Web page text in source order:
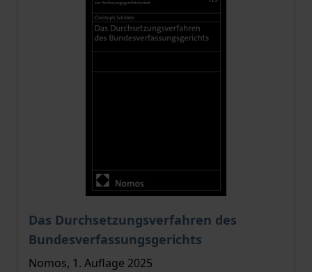
Das Durchsetzungsverfahren des
Bundesverfassungsgerichts
Der Preis dieses Titels richtet sich nach der
Nomos, 1. Auflage 2025